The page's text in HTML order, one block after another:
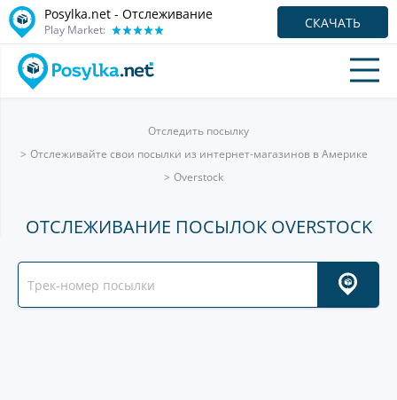
Posylka.net - Отслеживание
Play Market: СКАЧАТЬ
Отследить посылку
Отслеживайте свои посылки из интернет-магазинов в Америке
Overstock
ОТСЛЕЖИВАНИЕ ПОСЫЛОК OVERSTOCK